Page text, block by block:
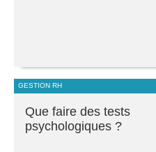
GESTION RH
Que faire des tests
psychologiques ?